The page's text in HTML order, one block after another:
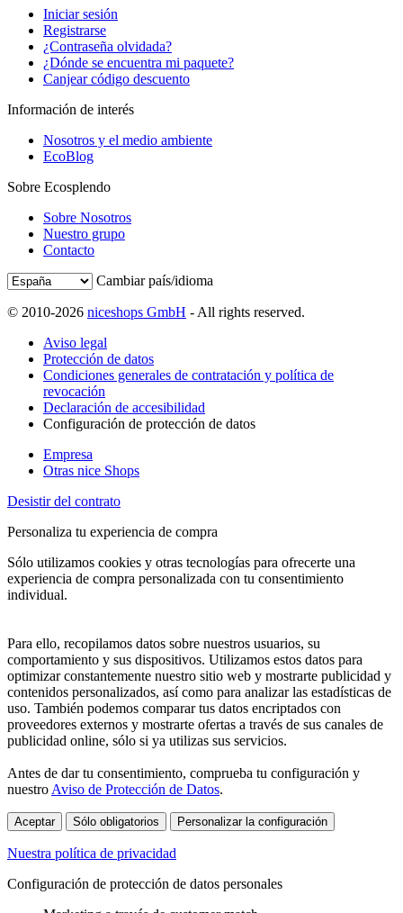
Iniciar sesión
Registrarse
¿Contraseña olvidada?
¿Dónde se encuentra mi paquete?
Canjear código descuento
Información de interés
Nosotros y el medio ambiente
EcoBlog
Sobre Ecosplendo
Sobre Nosotros
Nuestro grupo
Contacto
Cambiar país/idioma
© 2010-2026 niceshops GmbH - All rights reserved.
Aviso legal
Protección de datos
Condiciones generales de contratación y política de
revocación
Declaración de accesibilidad
Configuración de protección de datos
Empresa
Otras nice Shops
Desistir del contrato
Personaliza tu experiencia de compra
Sólo utilizamos cookies y otras tecnologías para ofrecerte una
experiencia de compra personalizada con tu consentimiento
individual.
Para ello, recopilamos datos sobre nuestros usuarios, su
comportamiento y sus dispositivos. Utilizamos estos datos para
optimizar constantemente nuestro sitio web y mostrarte publicidad y
contenidos personalizados, así como para analizar las estadísticas de
uso. También podemos comparar tus datos encriptados con
proveedores externos y mostrarte ofertas a través de sus canales de
publicidad online, sólo si ya utilizas sus servicios.
Antes de dar tu consentimiento, comprueba tu configuración y
nuestro Aviso de Protección de Datos.
Aceptar Sólo obligatorios Personalizar la configuración
Nuestra política de privacidad
Configuración de protección de datos personales